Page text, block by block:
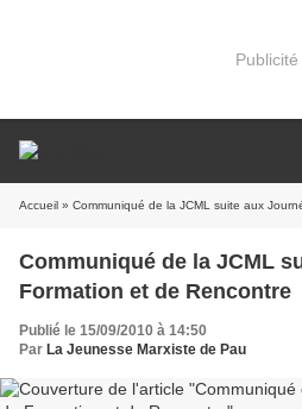
Publicité
Accueil » Communiqué de la JCML suite aux
Communiqué de la JCML
Formation et de Rencontre
Publié le 15/09/2010 à 14:50
Par La Jeunesse Marxiste de Pau